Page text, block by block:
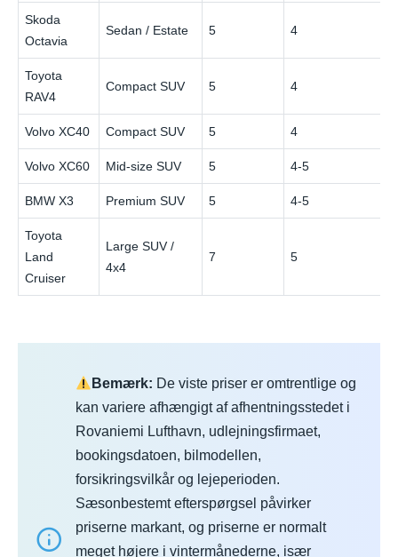
Skoda
Octavia
Sedan / Estate 5 4
Toyota
RAV4
Compact SUV 5 4
Volvo XC40 Compact SUV 5 4
Volvo XC60 Mid-size SUV 5 4-5
BMW X3 Premium SUV 5 4-5
Toyota
Land
Cruiser
Large SUV /
4x4
7 5
Bemærk: De viste priser er omtrentlige og
kan variere afhængigt af afhentningsstedet i
Rovaniemi Lufthavn, udlejningsfirmaet,
bookingsdatoen, bilmodellen,
forsikringsvilkår og lejeperioden.
Sæsonbestemt efterspørgsel påvirker
priserne markant, og priserne er normalt
meget højere i vintermånederne, især